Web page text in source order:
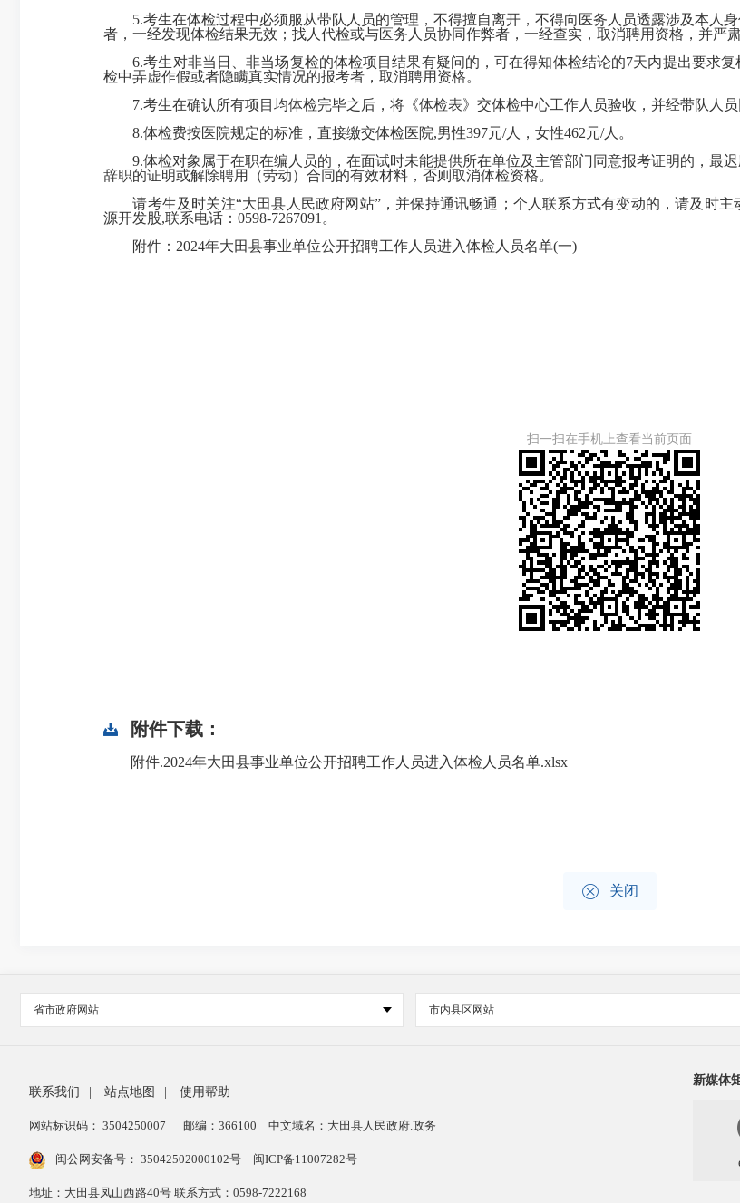
5.考生在体检过程中必须服从带队人员的管理，不得擅自离开，不得向医务人员透露涉及本人
者，一经发现体检结果无效；找人代检或与医务人员协同作弊者，一经查实，取消聘用资格，并严
6.考生对非当日、非当场复检的体检项目结果有疑问的，可在得知体检结论的7天内提出要求复
检中弄虚作假或者隐瞒真实情况的报考者，取消聘用资格。
7.考生在确认所有项目均体检完毕之后，将《体检表》交体检中心工作人员验收，并经带队人员
8.体检费按医院规定的标准，直接缴交体检医院,男性397元/人，女性462元/人。
9.体检对象属于在职在编人员的，在面试时未能提供所在单位及主管部门同意报考证明的，最
辞职的证明或解除聘用（劳动）合同的有效材料，否则取消体检资格。
请考生及时关注“大田县人民政府网站”，并保持通讯畅通；个人联系方式有变动的，请及时主
源开发股,联系电话：0598-7267091。
附件：2024年大田县事业单位公开招聘工作人员进入体检人员名单(一)
扫一扫在手机上查看当前页面
附件下载：
附件.2024年大田县事业单位公开招聘工作人员进入体检人员名单.xlsx
 关闭
省市政府网站 市内县区网站
联系我们 站点地图 使用帮助
网站标识码： 3504250007 邮编：366100 中文域名：大田县人民政府.政务
闽公网安备号： 35042502000102号 闽ICP备11007282号
地址：大田县凤山西路40号 联系方式：0598-7222168
新媒体